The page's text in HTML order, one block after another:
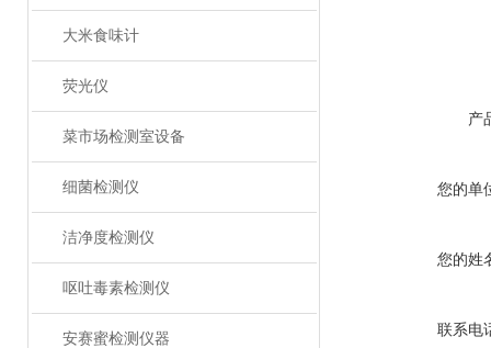
大米食味计
荧光仪
菜市场检测室设备
细菌检测仪
洁净度检测仪
呕吐毒素检测仪
安赛蜜检测仪器
产
您的单
您的姓
联系电